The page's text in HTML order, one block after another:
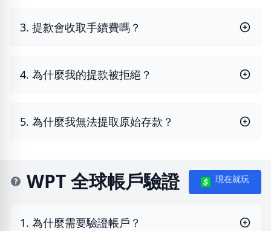
3. 提款會收取手續費嗎？
4. 為什麼我的提款被拒絕？
5. 為什麼我無法提取原始存款？
WPT 全球帳戶驗證 現在就玩
1. 為什麼需要驗證帳戶？